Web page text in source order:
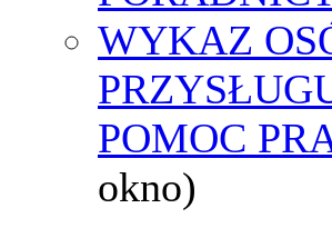
WYKAZ
POMOC
okno)